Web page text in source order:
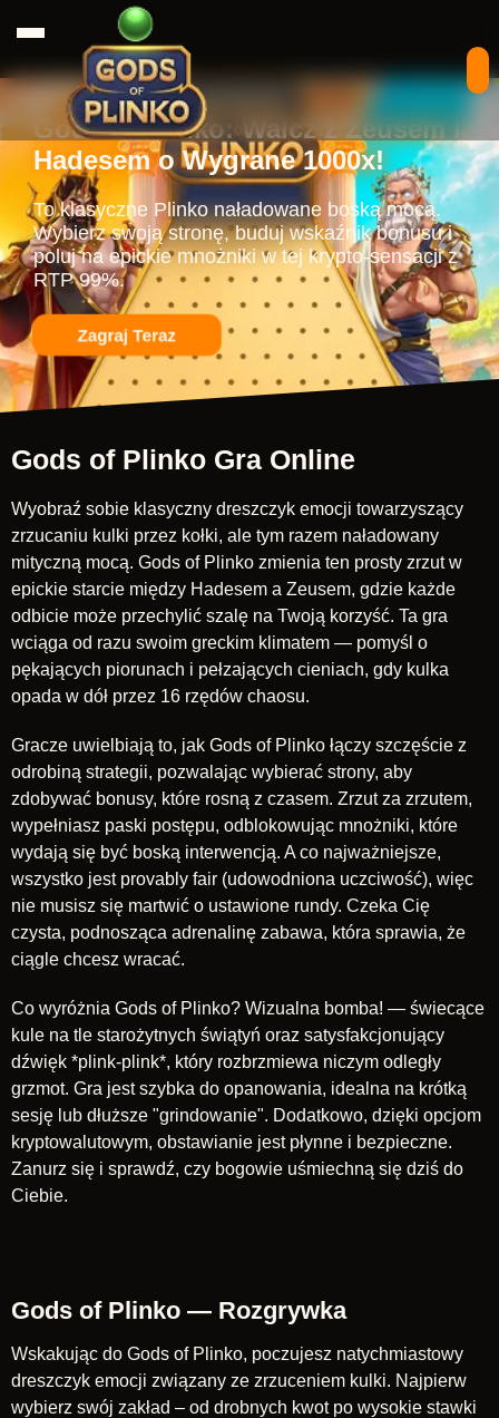
Gods of Plinko: Walcz z Zeusem i
Hadesem o Wygrane 1000x!
To klasyczne Plinko naładowane boską mocą.
Wybierz swoją stronę, buduj wskaźnik bonusu i
poluj na epickie mnożniki w tej krypto-sensacji z
RTP 99%.
Zagraj Teraz
Gods of Plinko Gra Online
Wyobraź sobie klasyczny dreszczyk emocji towarzyszący
zrzucaniu kulki przez kołki, ale tym razem naładowany
mityczną mocą. Gods of Plinko zmienia ten prosty zrzut w
epickie starcie między Hadesem a Zeusem, gdzie każde
odbicie może przechylić szalę na Twoją korzyść. Ta gra
wciąga od razu swoim greckim klimatem — pomyśl o
pękających piorunach i pełzających cieniach, gdy kulka
opada w dół przez 16 rzędów chaosu.
Gracze uwielbiają to, jak Gods of Plinko łączy szczęście z
odrobiną strategii, pozwalając wybierać strony, aby
zdobywać bonusy, które rosną z czasem. Zrzut za zrzutem,
wypełniasz paski postępu, odblokowując mnożniki, które
wydają się być boską interwencją. A co najważniejsze,
wszystko jest provably fair (udowodniona uczciwość), więc
nie musisz się martwić o ustawione rundy. Czeka Cię
czysta, podnosząca adrenalinę zabawa, która sprawia, że
ciągle chcesz wracać.
Co wyróżnia Gods of Plinko? Wizualna bomba! — świecące
kule na tle starożytnych świątyń oraz satysfakcjonujący
dźwięk *plink-plink*, który rozbrzmiewa niczym odległy
grzmot. Gra jest szybka do opanowania, idealna na krótką
sesję lub dłuższe "grindowanie". Dodatkowo, dzięki opcjom
kryptowalutowym, obstawianie jest płynne i bezpieczne.
Zanurz się i sprawdź, czy bogowie uśmiechną się dziś do
Ciebie.
Gods of Plinko — Rozgrywka
Wskakując do Gods of Plinko, poczujesz natychmiastowy
dreszczyk emocji związany ze zrzuceniem kulki. Najpierw
wybierz swój zakład – od drobnych kwot po wysokie stawki